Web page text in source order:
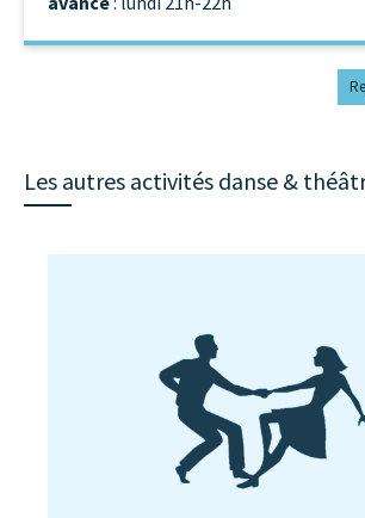
Les autres activités danse &